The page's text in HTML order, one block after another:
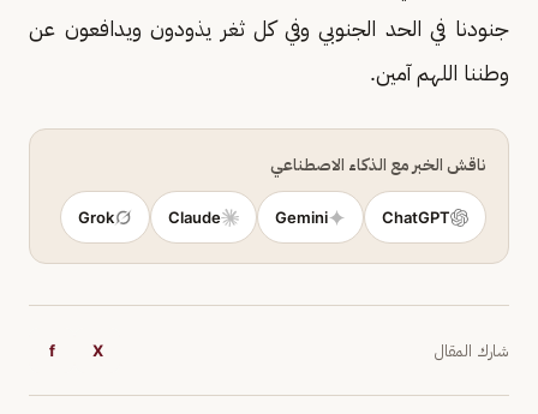
جنودنا في الحد الجنوبي وفي كل ثغر يذودون ويدافعون عن
وطننا اللهم آمين.
ناقش الخبر مع الذكاء الاصطناعي
ChatGPT
Gemini
Claude
Grok
شارك المقال X
f